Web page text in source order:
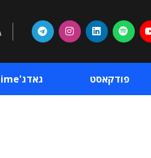
פודקאסט גאדג'Time